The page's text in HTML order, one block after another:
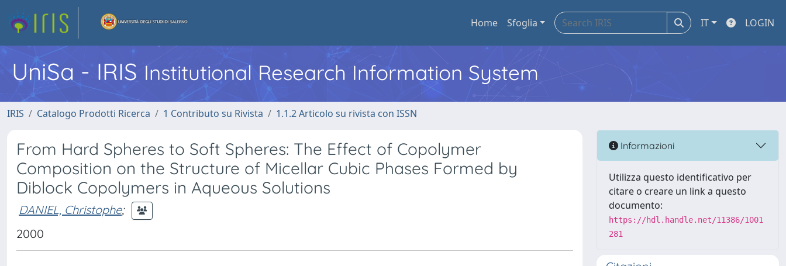
Home Sfoglia IT LOGIN
UniSa - IRIS Institutional Research Information System
IRIS Catalogo Prodotti Ricerca 1 Contributo su Rivista 1.1.2 Articolo su rivista con ISSN
From Hard Spheres to Soft Spheres: The Effect of Copolymer
Composition on the Structure of Micellar Cubic Phases Formed by
Diblock Copolymers in Aqueous Solutions
DANIEL, Christophe;
2000
Informazioni
Utilizza questo identificativo per
citare o creare un link a questo
documento:
https://hdl.handle.net/11386/1001
281